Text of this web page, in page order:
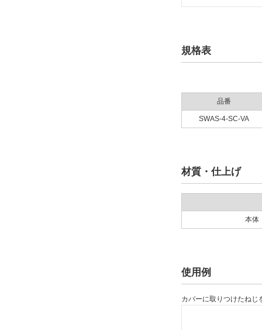
規格表
品番
SWAS-4-SC-VA
材質・仕上げ
本体
使用例
カバーに取りつけたねじ